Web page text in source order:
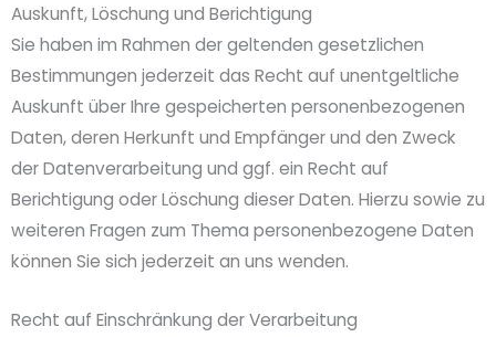
Auskunft, Löschung und Berichtigung
Sie haben im Rahmen der geltenden gesetzlichen
Bestimmungen jederzeit das Recht auf unentgeltliche
Auskunft über Ihre gespeicherten personenbezogenen
Daten, deren Herkunft und Empfänger und den Zweck
der Datenverarbeitung und ggf. ein Recht auf
Berichtigung oder Löschung dieser Daten. Hierzu sowie zu
weiteren Fragen zum Thema personenbezogene Daten
können Sie sich jederzeit an uns wenden.
Recht auf Einschränkung der Verarbeitung